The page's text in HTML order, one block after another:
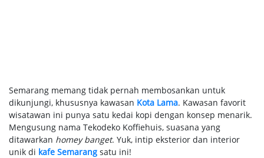
Semarang memang tidak pernah membosankan untuk
dikunjungi, khususnya kawasan Kota Lama. Kawasan favorit
wisatawan ini punya satu kedai kopi dengan konsep menarik.
Mengusung nama Tekodeko Koffiehuis, suasana yang
ditawarkan homey banget. Yuk, intip eksterior dan interior
unik di kafe Semarang satu ini!